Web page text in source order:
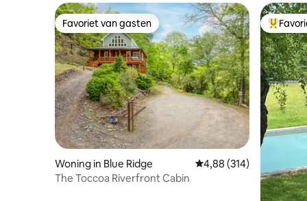
Favoriet van gasten
Favoriet van gasten
Woning in Blue Ridge Gemiddelde
4,88 (314)
The Toccoa Riverfront Cabin